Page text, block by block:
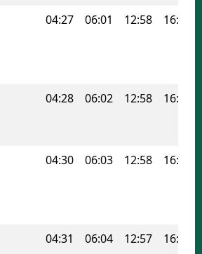
Sinop
Tokat
Tunceli
04:27 06:01 12:58 16:43
04:28 06:02 12:58 16:43
04:30 06:03 12:58 16:42
04:31 06:04 12:57 16:41